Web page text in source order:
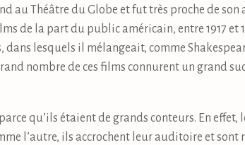
au Théâtre du Globe et fut très proche de
de la part du public américain, entre 1917
lesquels il mélangeait, comme
nombre de ces films connurent un grand
qu’ils étaient de grands conteurs. En
l’autre, ils accrochent leur auditoire et